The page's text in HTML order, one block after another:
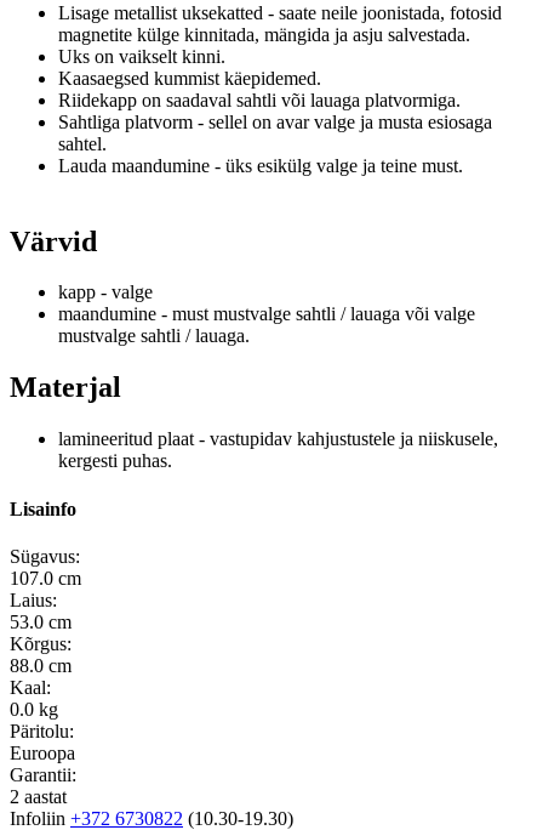
Lisage metallist uksekatted - saate neile joonistada, fotosid
magnetite külge kinnitada, mängida ja asju salvestada.
Uks on vaikselt kinni.
Kaasaegsed kummist käepidemed.
Riidekapp on saadaval sahtli või lauaga platvormiga.
Sahtliga platvorm - sellel on avar valge ja musta esiosaga
sahtel.
Lauda maandumine - üks esikülg valge ja teine ​​must.
Värvid
kapp - valge
maandumine - must mustvalge sahtli / lauaga või valge
mustvalge sahtli / lauaga.
Materjal
lamineeritud plaat - vastupidav kahjustustele ja niiskusele,
kergesti puhas.
Lisainfo
Sügavus:
107.0 cm
Laius:
53.0 cm
Kõrgus:
88.0 cm
Kaal:
0.0 kg
Päritolu:
Euroopa
Garantii:
2 aastat
Infoliin +372 6730822 (10.30-19.30)